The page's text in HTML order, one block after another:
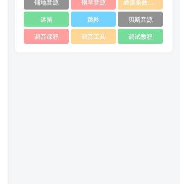
迷笛
跳羚
贝斯音源
调音课程
调音工具 调试教程